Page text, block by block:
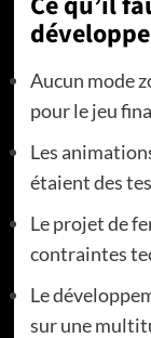
Aucun mode
pour le jeu
Les
étaient des
Le projet de
contraintes
Le
sur une